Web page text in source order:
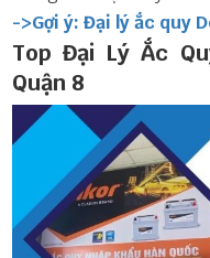
->Gợi ý: Đại lý ắc quy
Top Đại Lý Ắc
Quận 8